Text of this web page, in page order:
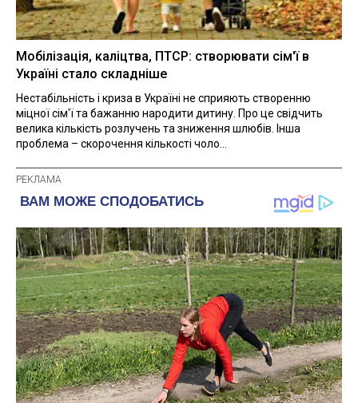
Мобілізація, каліцтва, ПТСР: створювати сім'ї в
Україні стало складніше
Нестабільність і криза в Україні не сприяють створенню
міцної сім'ї та бажанню народити дитину. Про це свідчить
велика кількість розлучень та зниження шлюбів. Інша
проблема – скорочення кількості чоло...